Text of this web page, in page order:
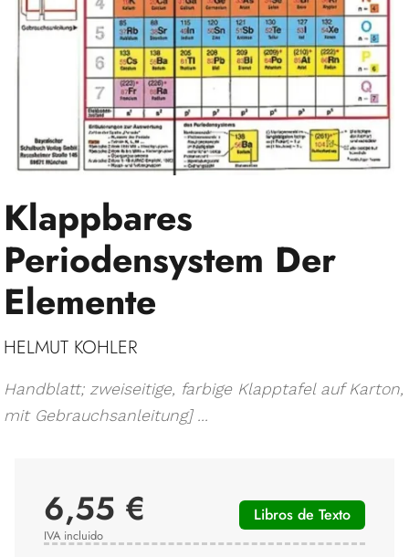
Klappbares
Periodensystem Der
Elemente
HELMUT KOHLER
Handblatt; zweiseitige, farbige Klapptafel auf Karton,
mit Gebrauchsanleitung] ...
6,55 €
IVA incluido
Libros de Texto